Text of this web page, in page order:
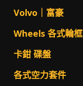
Volvo｜富豪
Wheels 各式輪框
卡鉗 碟盤
各式空力套件